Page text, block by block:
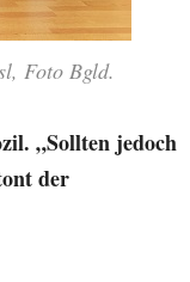
Foto Bgld.
„Sollten jedoch
der